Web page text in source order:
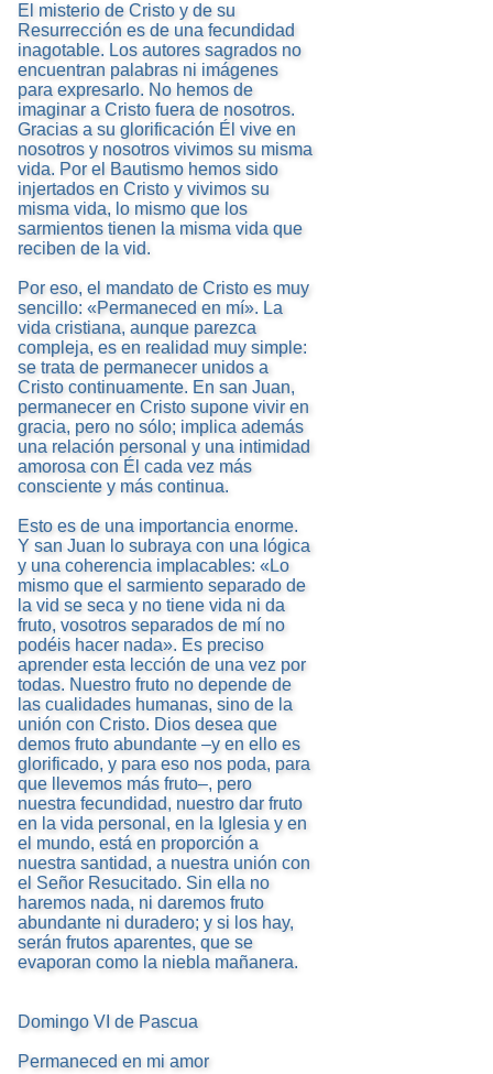
El misterio de Cristo y de su
Resurrección es de una fecundidad
inagotable. Los autores sagrados no
encuentran palabras ni imágenes
para expresarlo. No hemos de
imaginar a Cristo fuera de nosotros.
Gracias a su glorificación Él vive en
nosotros y nosotros vivimos su misma
vida. Por el Bautismo hemos sido
injertados en Cristo y vivimos su
misma vida, lo mismo que los
sarmientos tienen la misma vida que
reciben de la vid.
Por eso, el mandato de Cristo es muy
sencillo: «Permaneced en mí». La
vida cristiana, aunque parezca
compleja, es en realidad muy simple:
se trata de permanecer unidos a
Cristo continuamente. En san Juan,
permanecer en Cristo supone vivir en
gracia, pero no sólo; implica además
una relación personal y una intimidad
amorosa con Él cada vez más
consciente y más continua.
Esto es de una importancia enorme.
Y san Juan lo subraya con una lógica
y una coherencia implacables: «Lo
mismo que el sarmiento separado de
la vid se seca y no tiene vida ni da
fruto, vosotros separados de mí no
podéis hacer nada». Es preciso
aprender esta lección de una vez por
todas. Nuestro fruto no depende de
las cualidades humanas, sino de la
unión con Cristo. Dios desea que
demos fruto abundante –y en ello es
glorificado, y para eso nos poda, para
que llevemos más fruto–, pero
nuestra fecundidad, nuestro dar fruto
en la vida personal, en la Iglesia y en
el mundo, está en proporción a
nuestra santidad, a nuestra unión con
el Señor Resucitado. Sin ella no
haremos nada, ni daremos fruto
abundante ni duradero; y si los hay,
serán frutos aparentes, que se
evaporan como la niebla mañanera.
Domingo VI de Pascua
Permaneced en mi amor